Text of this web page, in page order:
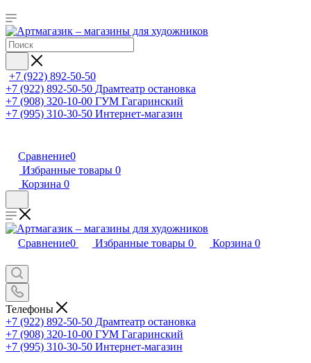
+7 (922) 892-50-50
+7 (922) 892-50-50 Драмтеатр остановка
+7 (908) 320-10-00 ГУМ Гагаринский
+7 (995) 310-30-50 Интернет-магазин
Сравнение0
Избранные товары 0
Корзина 0
Сравнение0 Избранные товары 0 Корзина 0
Телефоны
+7 (922) 892-50-50 Драмтеатр остановка
+7 (908) 320-10-00 ГУМ Гагаринский
+7 (995) 310-30-50 Интернет-магазин